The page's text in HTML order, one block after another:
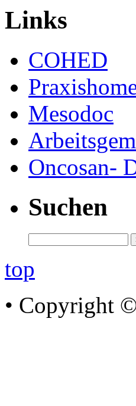
Links
COHED
Mesodoc
Oncosan-
Suchen
top
• Copyright